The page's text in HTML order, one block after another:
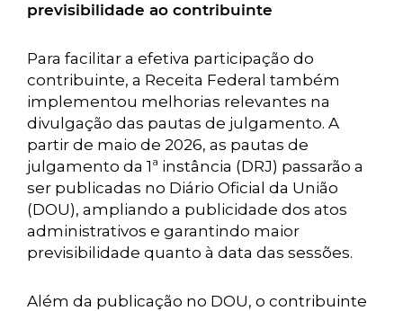
previsibilidade ao contribuinte
Para facilitar a efetiva participação do
contribuinte, a Receita Federal também
implementou melhorias relevantes na
divulgação das pautas de julgamento. A
partir de maio de 2026, as pautas de
julgamento da 1ª instância (DRJ) passarão a
ser publicadas no Diário Oficial da União
(DOU), ampliando a publicidade dos atos
administrativos e garantindo maior
previsibilidade quanto à data das sessões.
Além da publicação no DOU, o contribuinte